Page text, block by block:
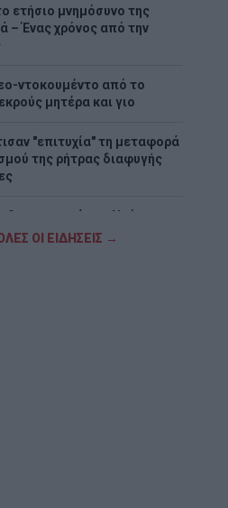
ετήσιο μνημόσυνο της
– Ένας χρόνος από την
ντοκουμέντο από το
μητέρα και γιο
"επιτυχία" τη μεταφορά
της ρήτρας διαφυγής
του Ντόντσιτς
με δημοσιεύματα, 50
ΟΙ ΕΙΔΗΣΕΙΣ →